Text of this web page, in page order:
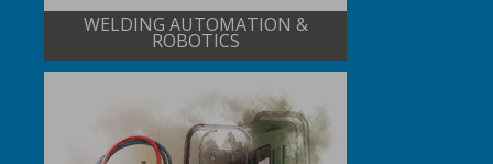
WELDING AUTOMATION &
ROBOTICS